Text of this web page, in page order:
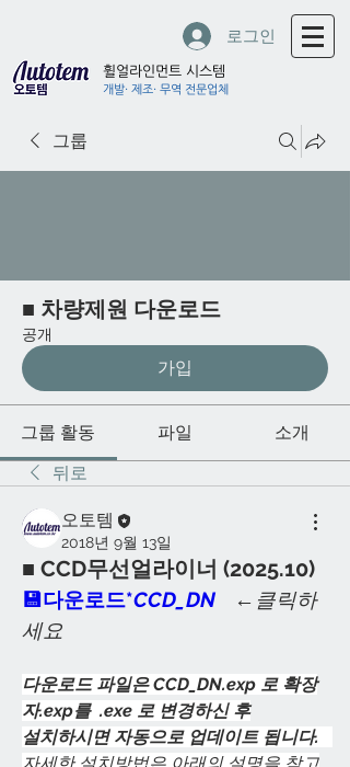
로그인
휠얼라인먼트 시스템
개발· 제조· 무역 전문업체
그룹
■ 차량제원 다운로드
공개
가입
그룹 활동 파일
소개
뒤로
오토템
2018년 9월 13일
■ CCD무선얼라이너 (2025.10)
💾다운로드*CCD_DN
←클릭하
세요
다운로드 파일은 CCD_DN.exp 로 확장
자.exp를  .exe 로 변경하신 후